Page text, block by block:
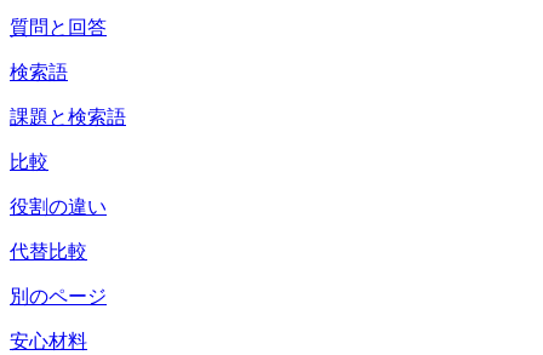
質問と回答
検索語
課題と検索語
比較
役割の違い
代替比較
別のページ
安心材料